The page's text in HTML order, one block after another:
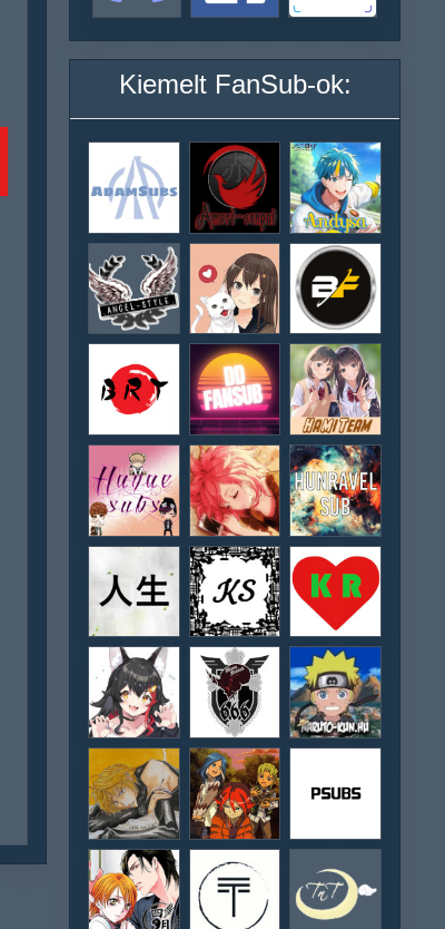
Kiemelt FanSub-ok: